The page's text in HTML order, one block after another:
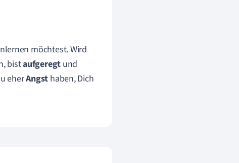
möchtest. Wird
bistaufgeregt und
eherAngst haben, Dich